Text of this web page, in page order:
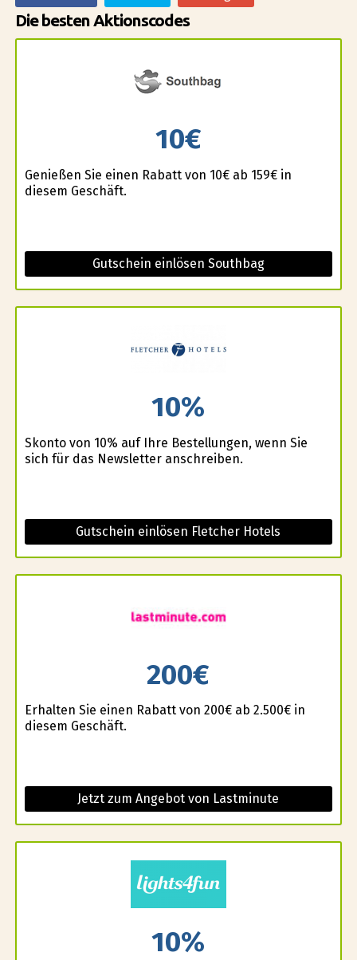
Die besten Aktionscodes
10€
Genießen Sie einen Rabatt von 10€ ab 159€ in
diesem Geschäft.
Gutschein einlösen Southbag
10%
Skonto von 10% auf Ihre Bestellungen, wenn Sie
sich für das Newsletter anschreiben.
Gutschein einlösen Fletcher Hotels
200€
Erhalten Sie einen Rabatt von 200€ ab 2.500€ in
diesem Geschäft.
Jetzt zum Angebot von Lastminute
10%